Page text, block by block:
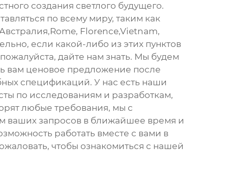
создания светлого будущего.
по всему миру, таким как
Florence,Vietnam,
если какой-либо из этих пунктов
дайте нам знать. Мы будем
вам ценовое предложение после
спецификаций. У нас есть наши
по исследованиям и разработкам,
любые требования, мы с
ваших запросов в ближайшее время и
работать вместе с вами в
чтобы ознакомиться с нашей